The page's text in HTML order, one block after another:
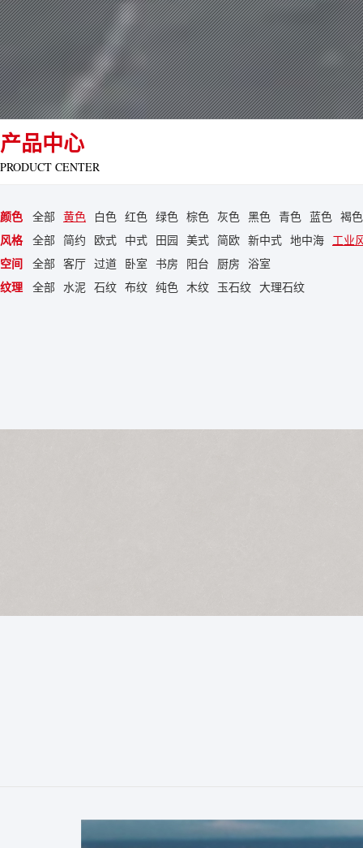
产品中心
PRODUCT CENTER
颜色 全部 黄色 白色 红色 绿色 棕色 灰色 黑色 青色 蓝色
褐色
风格
全部 简约 欧式 中式 田园 美式 简欧 新中式 地中海
工业
空间
全部 客厅 过道 卧室 书房 阳台 厨房
浴室
纹理
全部 水泥 石纹 布纹 纯色 木纹 玉石纹 大理石纹